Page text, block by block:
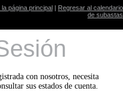
la página principal | Regresar al calendario
de subastas
con nosotros, necesita
sus estados de cuenta.